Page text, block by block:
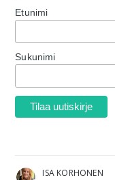
Etunimi
Sukunimi
ISA KORHONEN